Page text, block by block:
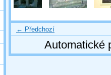
← Předchozí
Automatické